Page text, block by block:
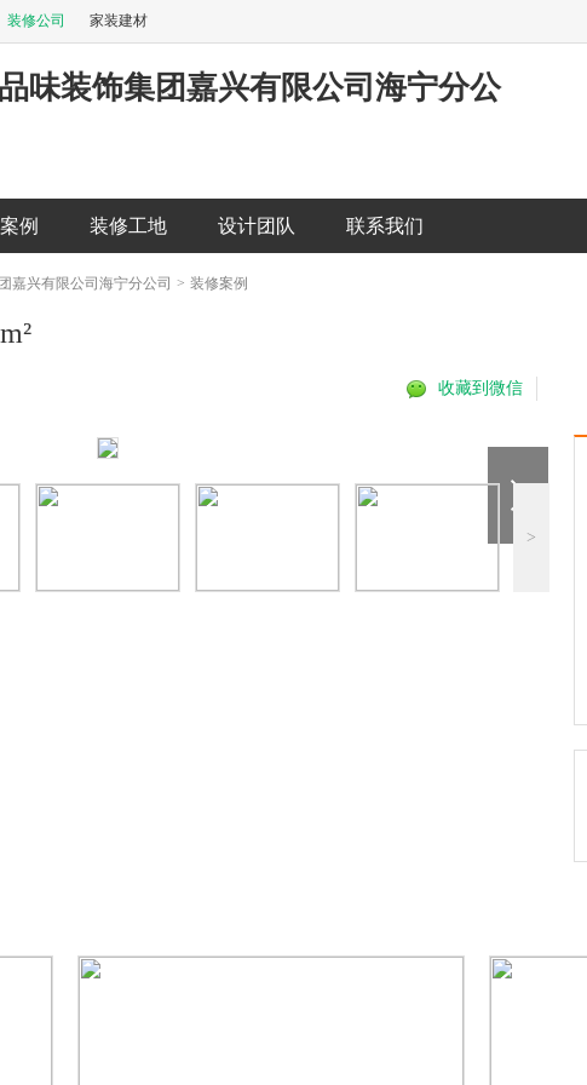
装修公司 家装建材
味装饰集团嘉兴有限公司海宁分公
例 装修工地 设计团队 联系我们
嘉兴有限公司海宁分公司 > 装修案例
收藏到微信
>